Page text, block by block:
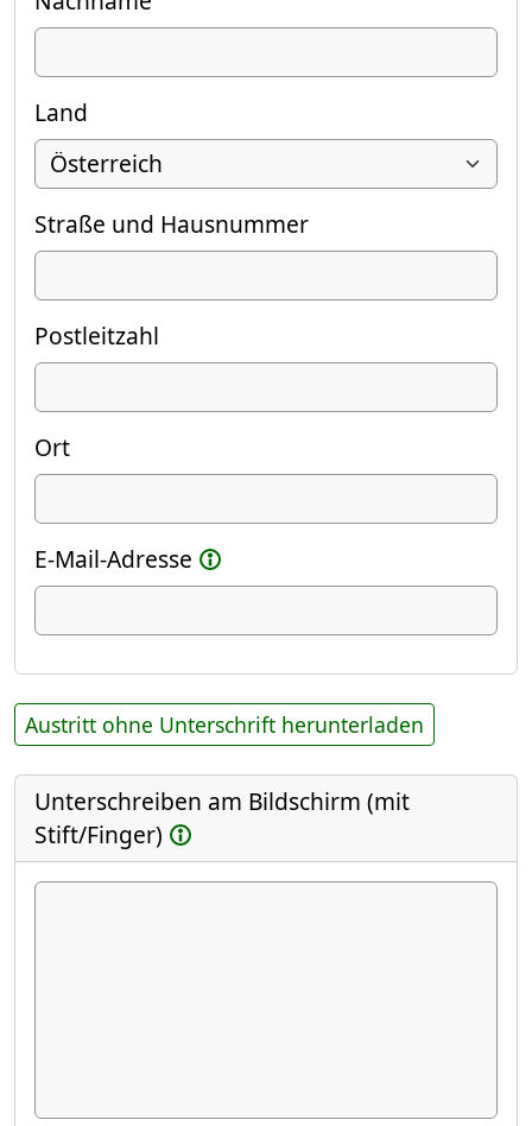
Land
Straße und Hausnummer
Postleitzahl
Ort
E-Mail-Adresse
Austritt ohne Unterschrift herunterladen
Unterschreiben am Bildschirm (mit
Stift/Finger)